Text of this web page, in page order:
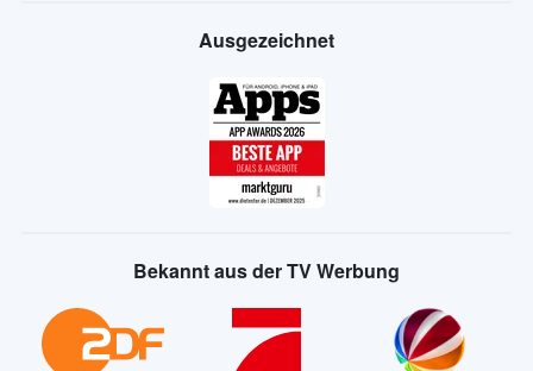
Ausgezeichnet
Bekannt aus der TV Werbung